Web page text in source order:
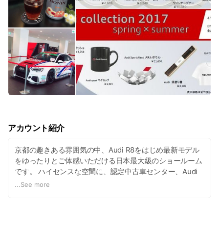
アカウント紹介
京都の趣きある雰囲気の中、Audi R8をはじめ最新モデル
をゆったりとご体感いただける日本最大級のショールーム
です。 ハイセンスな空間に、認定中古車センター、Audi
カフェ、Audi Exclusiveを備え、より上質なひとときをお
...See more